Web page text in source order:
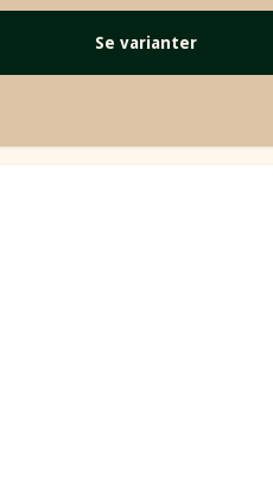
Se varianter